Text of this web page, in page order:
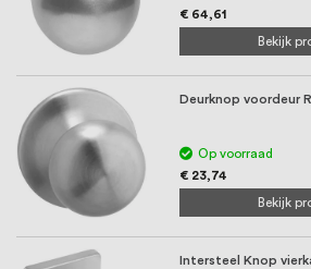
€ 64,61
Bekijk
Deurknop voordeur
Op voorraad
€ 23,74
Bekijk
Intersteel Knop